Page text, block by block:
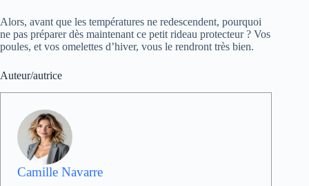
Alors, avant que les températures ne redescendent, pourquoi
ne pas préparer dès maintenant ce petit rideau protecteur ? Vos
poules, et vos omelettes d’hiver, vous le rendront très bien.
Auteur/autrice
Camille Navarre